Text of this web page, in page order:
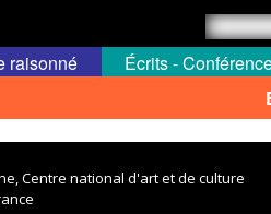
raisonné Écrits -
Centre national d'art et de culture